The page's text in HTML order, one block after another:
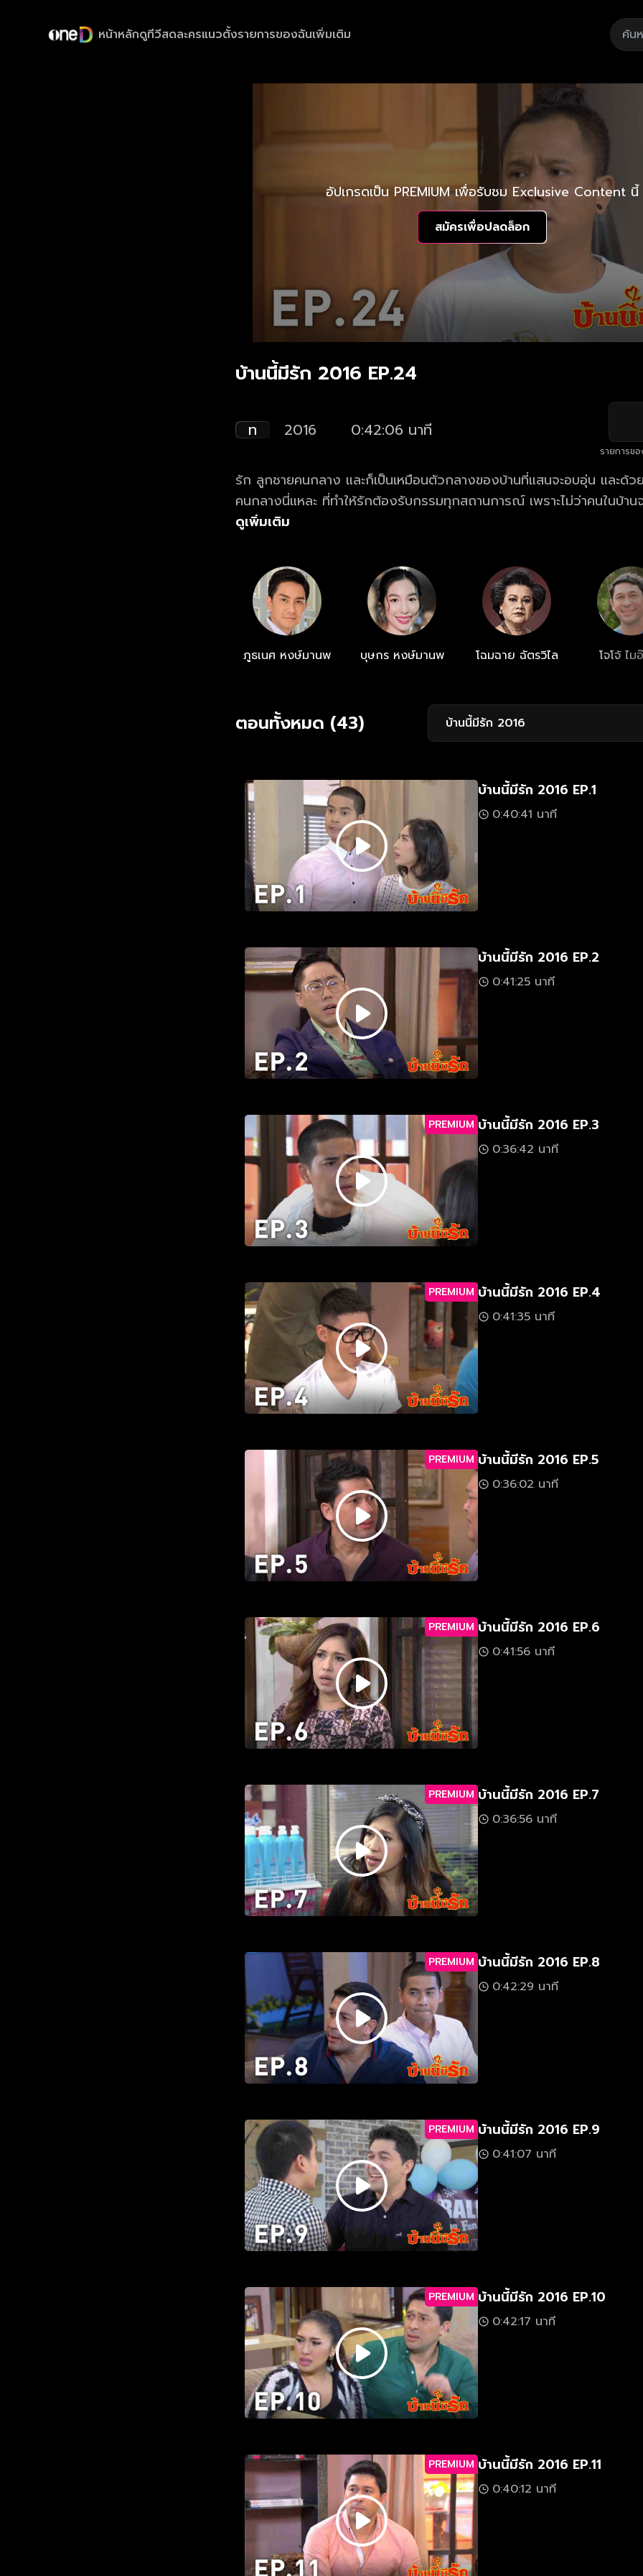
หน้าหลักดูทีวีสดละครแนวตั้งรายการของฉันเพิ่มเติม
อัปเกรดเป็น PREMIUM เพื่อรับชม Exclusive Content นี้
สมัครเพื่อปลดล็อก
บ้านนี้มีรัก 2016 EP.24
ท 2016 0:42:06 นาที
รายการข
รัก ลูกชายคนกลาง และก็เป็นเหมือนตัวกลางของบ้านที่แสนจะอบอุ่น และด้ว
คนกลางนี่แหละ ที่ทำให้รักต้องรับกรรมทุกสถานการณ์ เพราะไม่ว่าคนในบ้าน
ทุกคนต่างพุ่งมาปรึกษา และให้รักแก้ปัญหาเป็นคนแรกเสมอ
ดูเพิ่มเติม
ภูธเนศ หงษ์มานพ บุษกร หงษ์มานพ โฉมฉาย ฉัตรวิไล โจโจ้ ไม
ตอนทั้งหมด (43) บ้านนี้มีรัก 2016
บ้านนี้มีรัก 2016 EP.1
0:40:41 นาที
บ้านนี้มีรัก 2016 EP.2
0:41:25 นาที
PREMIUM บ้านนี้มีรัก 2016 EP.3
0:36:42 นาที
PREMIUM บ้านนี้มีรัก 2016 EP.4
0:41:35 นาที
PREMIUM บ้านนี้มีรัก 2016 EP.5
0:36:02 นาที
PREMIUM บ้านนี้มีรัก 2016 EP.6
0:41:56 นาที
PREMIUM บ้านนี้มีรัก 2016 EP.7
0:36:56 นาที
PREMIUM บ้านนี้มีรัก 2016 EP.8
0:42:29 นาที
PREMIUM บ้านนี้มีรัก 2016 EP.9
0:41:07 นาที
PREMIUM บ้านนี้มีรัก 2016 EP.10
0:42:17 นาที
PREMIUM บ้านนี้มีรัก 2016 EP.11
0:40:12 นาที